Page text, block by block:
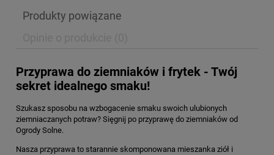
Produkty powiązane
Przyprawa do ziemniaków i frytek - Twój
sekret idealnego smaku!
Szukasz sposobu na wzbogacenie smaku swoich ulubionych
ziemniaczanych potraw? Sięgnij po przyprawę do ziemniaków od
Ogrody Solne.
Nasza przyprawa to starannie skomponowana mieszanka ziół i